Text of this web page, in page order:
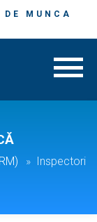
MUNCA
Inspectori